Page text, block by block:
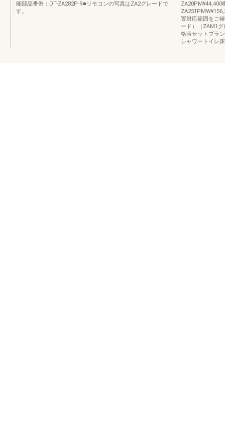
能部品番例：DT-ZA282P-R■リモコンの写真はZA2グレードで
す。
ZA20PM¥44,400
置対応範囲をご
ード）（ZAM1
格表セットプラ
シャワートイレ